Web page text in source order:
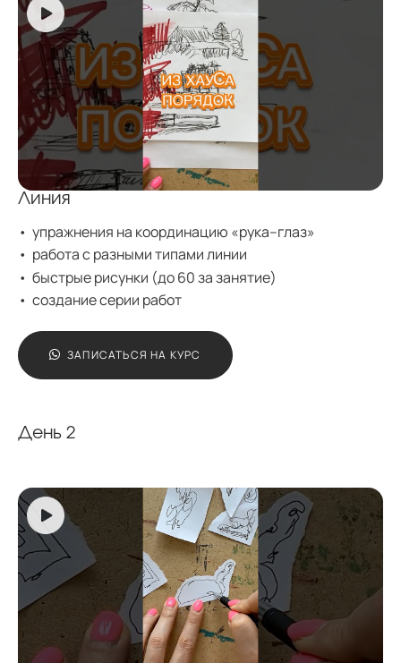
Линия
упражнения на координацию «рука–глаз»
работа с разными типами линии
быстрые рисунки (до 60 за занятие)
создание серии работ
ЗАПИСАТЬСЯ НА КУРС
День 2